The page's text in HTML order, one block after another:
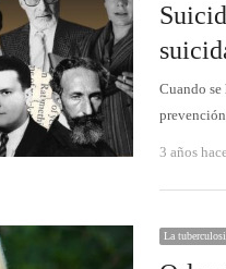
Cuando
3 años hace
La